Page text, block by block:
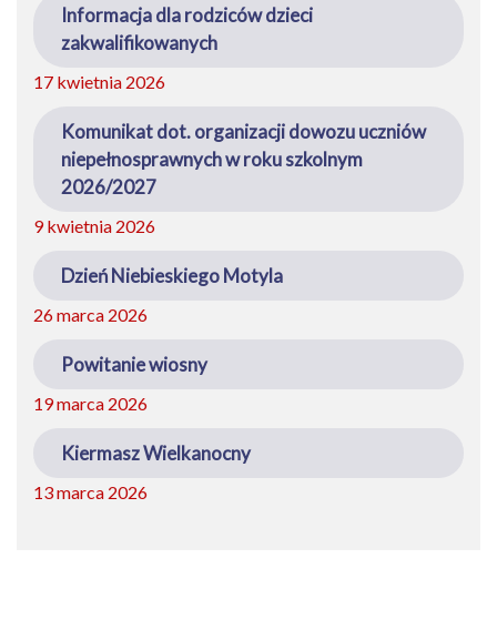
Informacja dla rodziców dzieci
zakwalifikowanych
17 kwietnia 2026
Komunikat dot. organizacji dowozu uczniów
niepełnosprawnych w roku szkolnym
2026/2027
9 kwietnia 2026
Dzień Niebieskiego Motyla
26 marca 2026
Powitanie wiosny
19 marca 2026
Kiermasz Wielkanocny
13 marca 2026